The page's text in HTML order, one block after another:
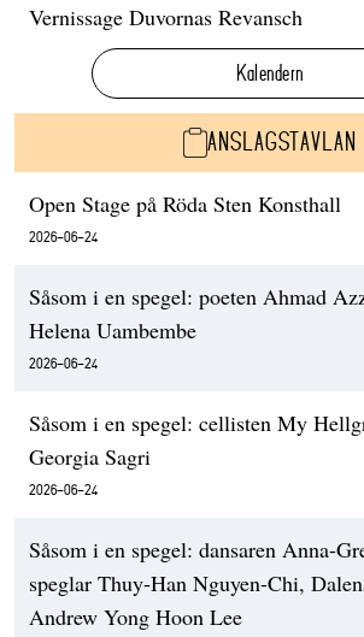
Vernissage Duvornas Revansch
Kalendern
ANSLAGSTAVLAN
Open Stage på Röda Sten Konsthall
2026-06-24
Såsom i en spegel: poeten Ahmad
Helena Uambembe
2026-06-24
Såsom i en spegel: cellisten My
Georgia Sagri
2026-06-24
Såsom i en spegel: dansaren Anna-
speglar Thuy-Han Nguyen-Chi,
Andrew Yong Hoon Lee